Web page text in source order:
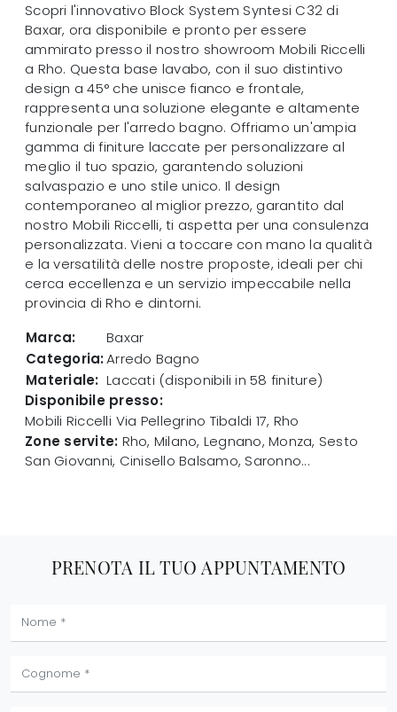
Scopri l'innovativo Block System Syntesi C32 di
Baxar, ora disponibile e pronto per essere
ammirato presso il nostro showroom Mobili Riccelli
a Rho. Questa base lavabo, con il suo distintivo
design a 45° che unisce fianco e frontale,
rappresenta una soluzione elegante e altamente
funzionale per l'arredo bagno. Offriamo un'ampia
gamma di finiture laccate per personalizzare al
meglio il tuo spazio, garantendo soluzioni
salvaspazio e uno stile unico. Il design
contemporaneo al miglior prezzo, garantito dal
nostro Mobili Riccelli, ti aspetta per una consulenza
personalizzata. Vieni a toccare con mano la qualità
e la versatilità delle nostre proposte, ideali per chi
cerca eccellenza e un servizio impeccabile nella
provincia di Rho e dintorni.
Marca:
Baxar
Categoria:Arredo Bagno
Materiale: Laccati (disponibili in 58 finiture)
Disponibile presso:
Mobili Riccelli Via Pellegrino Tibaldi 17, Rho
Zone servite: Rho, Milano, Legnano, Monza, Sesto
San Giovanni, Cinisello Balsamo, Saronno...
PRENOTA IL TUO APPUNTAMENTO